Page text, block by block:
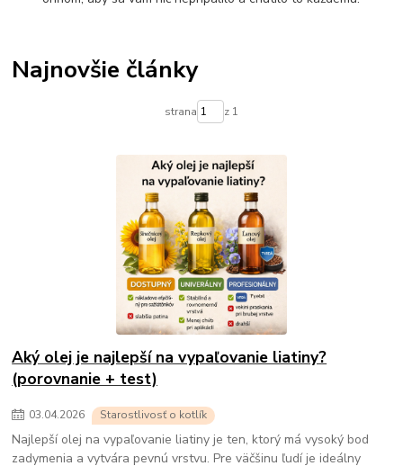
Najnovšie články
strana z 1
Aký olej je najlepší na vypaľovanie liatiny?
(porovnanie + test)
03.04.2026 Starostlivosť o kotlík
Najlepší olej na vypaľovanie liatiny je ten, ktorý má vysoký bod
zadymenia a vytvára pevnú vrstvu. Pre väčšinu ľudí je ideálny